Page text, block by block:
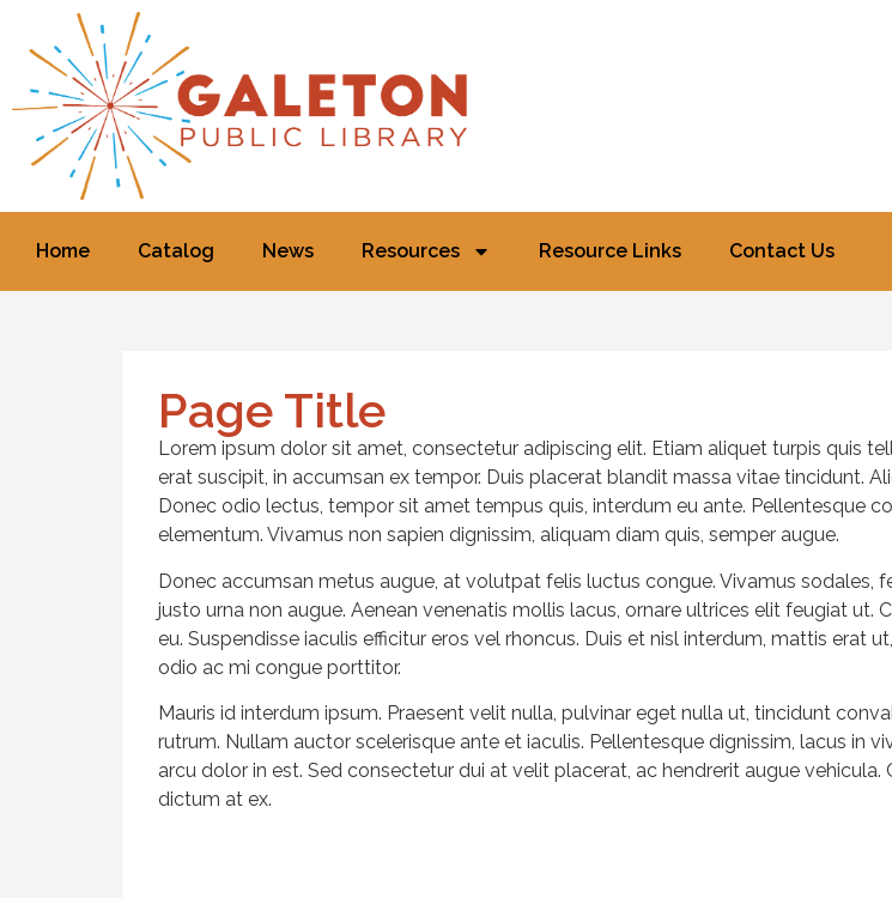
Home Catalog News Resources Resource Links Contact Us
Page Title
Lorem ipsum dolor sit amet, consectetur adipiscing elit. Etiam aliquet turpis quis
erat suscipit, in accumsan ex tempor. Duis placerat blandit massa vitae tincidunt.
Donec odio lectus, tempor sit amet tempus quis, interdum eu ante. Pellentesque
elementum. Vivamus non sapien dignissim, aliquam diam quis, semper augue.
Donec accumsan metus augue, at volutpat felis luctus congue. Vivamus sodales,
justo urna non augue. Aenean venenatis mollis lacus, ornare ultrices elit feugiat
eu. Suspendisse iaculis efficitur eros vel rhoncus. Duis et nisl interdum, mattis erat
odio ac mi congue porttitor.
Mauris id interdum ipsum. Praesent velit nulla, pulvinar eget nulla ut, tincidunt
rutrum. Nullam auctor scelerisque ante et iaculis. Pellentesque dignissim, lacus in
arcu dolor in est. Sed consectetur dui at velit placerat, ac hendrerit augue
dictum at ex.